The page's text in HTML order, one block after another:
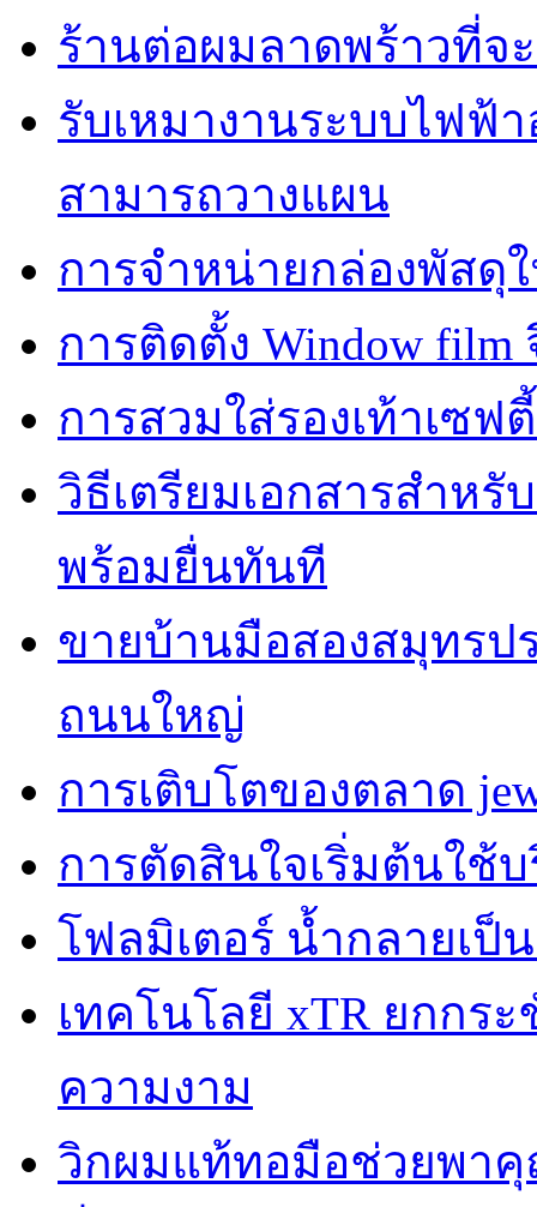
ร้านต่อผมลาดพร้าวที่จ
รับเหมางานระบบไฟฟ้
สามารถวางแผน
การจำหน่ายกล่องพัสดุ
การติดตั้ง Window
การสวมใส่รองเท้าเซฟ
วิธีเตรียมเอกสารสำห
พร้อมยื่นทันที
ขายบ้านมือสองสมุทรป
ถนนใหญ่
การเติบโตของตลาด
การตัดสินใจเริ่มต้นใช้
โฟลมิเตอร์ น้ำกลายเ
เทคโนโลยี xTR ยกกร
ความงาม
วิกผมแท้ทอมือช่วยพา